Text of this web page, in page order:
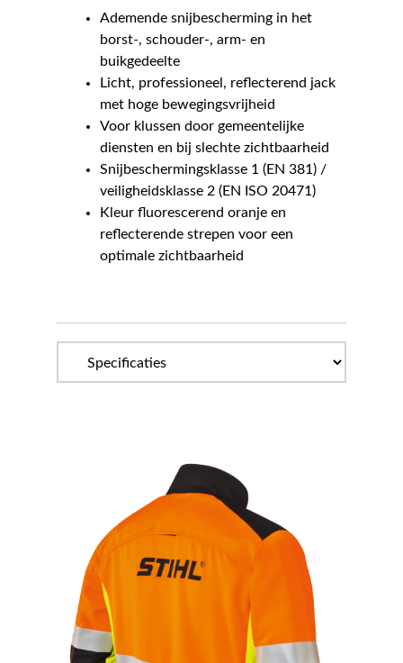
Ademende snijbescherming in het
borst-, schouder-, arm- en
buikgedeelte
Licht, professioneel, reflecterend jack
met hoge bewegingsvrijheid
Voor klussen door gemeentelijke
diensten en bij slechte zichtbaarheid
Snijbeschermingsklasse 1 (EN 381) /
veiligheidsklasse 2 (EN ISO 20471)
Kleur fluorescerend oranje en
reflecterende strepen voor een
optimale zichtbaarheid